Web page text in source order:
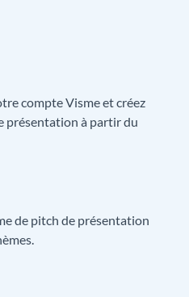
compte Visme et créez
présentation à partir du
de pitch de présentation